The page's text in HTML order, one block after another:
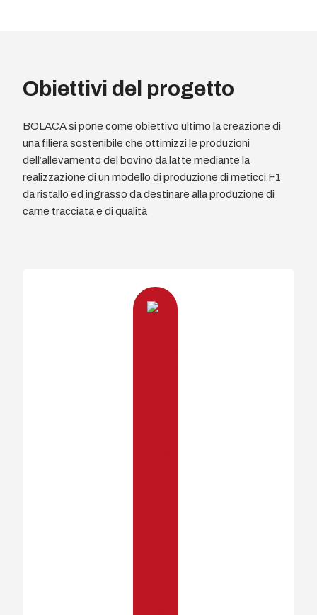
Obiettivi del progetto
BOLACA si pone come obiettivo ultimo la creazione di
una filiera sostenibile che ottimizzi le produzioni
dell’allevamento del bovino da latte mediante la
realizzazione di un modello di produzione di meticci F1
da ristallo ed ingrasso da destinare alla produzione di
carne tracciata e di qualità